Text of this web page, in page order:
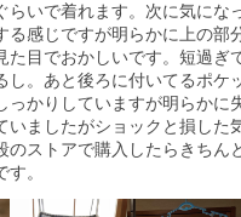
らいで着れます。次に気に
る感じですが明らかに上の
た目でおかしいです。短過
し。あと後ろに付いてるポ
っかりしていますが明らか
いましたがショックと損した
のストアで購入したらきちん
。